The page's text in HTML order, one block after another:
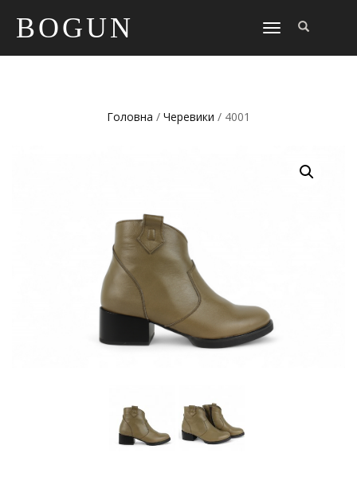
BOGUN
TOGGLE
Головна / Черевики / 4001